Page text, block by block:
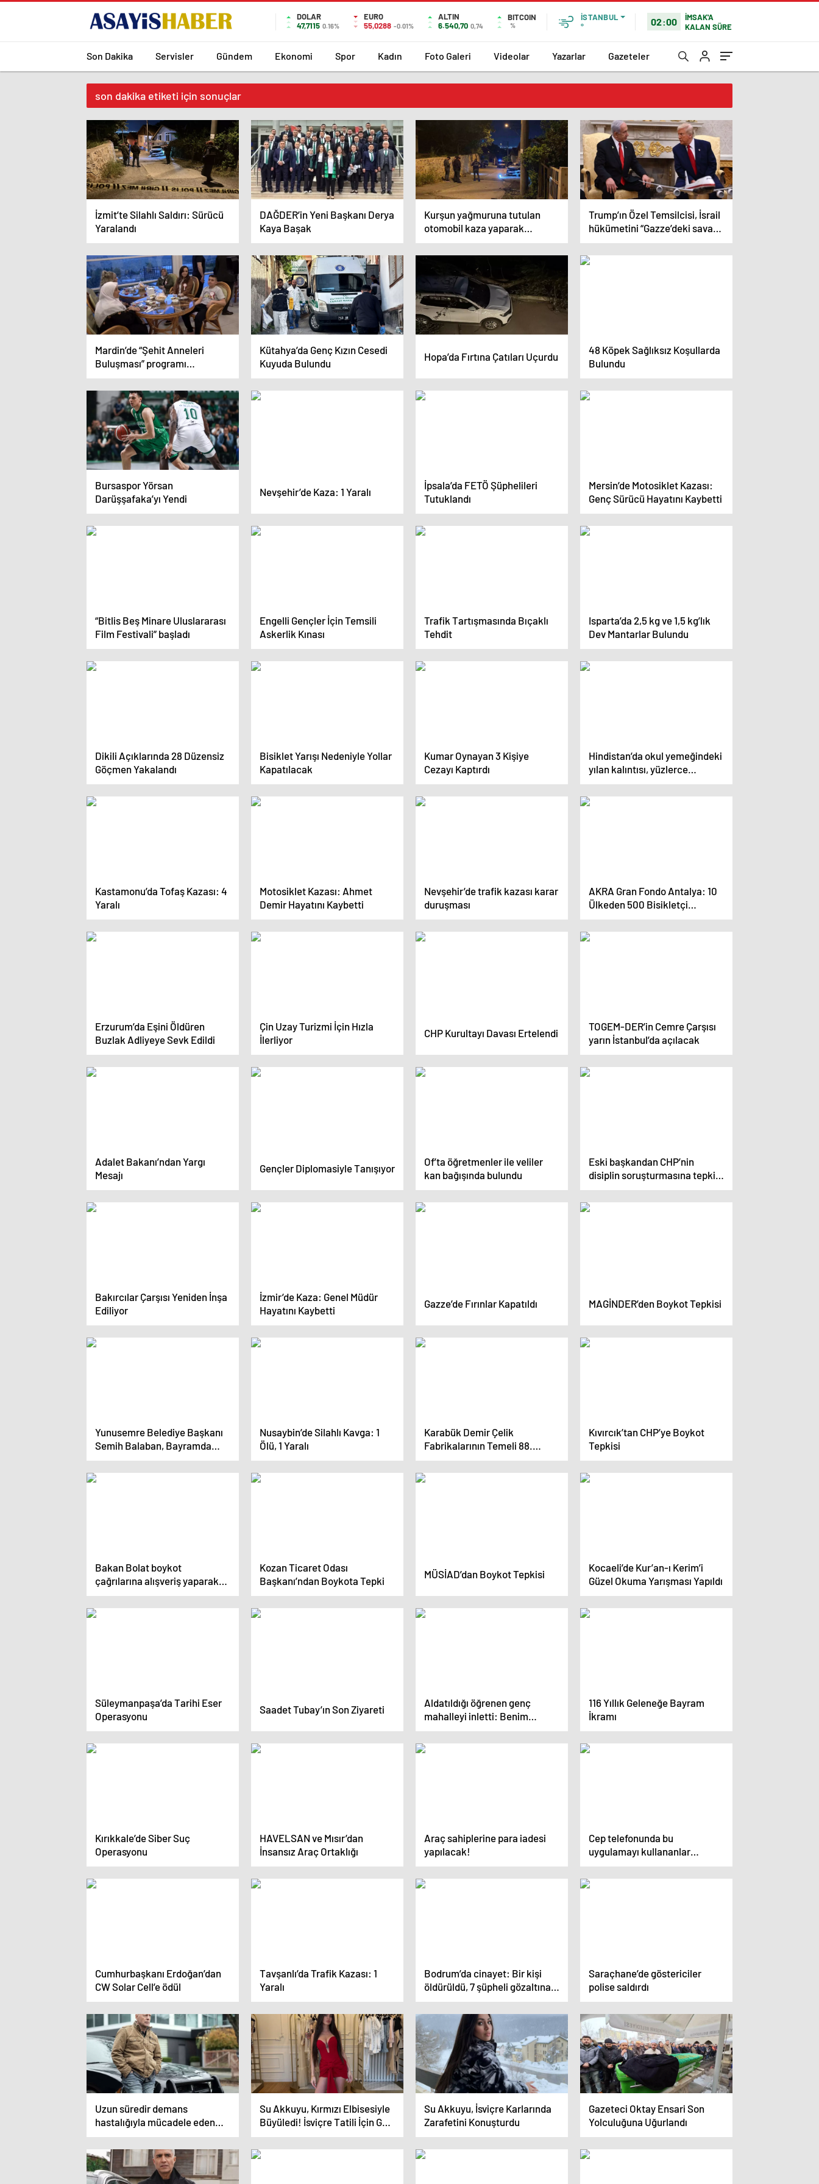
DOLAR
47,7115 0.16%
EURO
55,0288 -0.01%
ALTIN
6.540,70 0,74
BITCOIN
%
İSTANBUL
°
02:00
İMSAK'A
KALAN SÜRE
Son Dakika Servisler Gündem Ekonomi Spor Kadın Foto Galeri Videolar Yazarlar Gazeteler
son dakika etiketi için sonuçlar
İzmit’te Silahlı Saldırı: Sürücü
Yaralandı
DAĞDER’in Yeni Başkanı Derya
Kaya Başak
Kurşun yağmuruna tutulan
otomobil kaza yaparak
durabildi
Trump’ın Özel Temsilcisi, İsrail
hükümetini “Gazze’deki savaşı
uzatmakla” eleştirdi
Mardin’de “Şehit Anneleri
Buluşması” programı
düzenlendi
Kütahya’da Genç Kızın Cesedi
Kuyuda Bulundu
Hopa’da Fırtına Çatıları Uçurdu
48 Köpek Sağlıksız Koşullarda
Bulundu
Bursaspor Yörsan
Darüşşafaka’yı Yendi
Nevşehir’de Kaza: 1 Yaralı
İpsala’da FETÖ Şüphelileri
Tutuklandı
Mersin’de Motosiklet Kazası:
Genç Sürücü Hayatını Kaybetti
“Bitlis Beş Minare Uluslararası
Film Festivali” başladı
Engelli Gençler İçin Temsili
Askerlik Kınası
Trafik Tartışmasında Bıçaklı
Tehdit
Isparta’da 2,5 kg ve 1,5 kg’lık
Dev Mantarlar Bulundu
Dikili Açıklarında 28 Düzensiz
Göçmen Yakalandı
Bisiklet Yarışı Nedeniyle Yollar
Kapatılacak
Kumar Oynayan 3 Kişiye
Cezayı Kaptırdı
Hindistan’da okul yemeğindeki
yılan kalıntısı, yüzlerce
öğrenciyi zehirledi
Kastamonu’da Tofaş Kazası: 4
Yaralı
Motosiklet Kazası: Ahmet
Demir Hayatını Kaybetti
Nevşehir’de trafik kazası karar
duruşması
AKRA Gran Fondo Antalya: 10
Ülkeden 500 Bisikletçi
Yarışacak
Erzurum’da Eşini Öldüren
Buzlak Adliyeye Sevk Edildi
Çin Uzay Turizmi İçin Hızla
İlerliyor
CHP Kurultayı Davası Ertelendi
TOGEM-DER’in Cemre Çarşısı
yarın İstanbul’da açılacak
Adalet Bakanı’ndan Yargı
Mesajı
Gençler Diplomasiyle Tanışıyor
Of’ta öğretmenler ile veliler
kan bağışında bulundu
Eski başkandan CHP’nin
disiplin soruşturmasına tepki:
İtibar suikastı var
Bakırcılar Çarşısı Yeniden İnşa
Ediliyor
İzmir’de Kaza: Genel Müdür
Hayatını Kaybetti
Gazze’de Fırınlar Kapatıldı MAGİNDER’den Boykot Tepkisi
Yunusemre Belediye Başkanı
Semih Balaban, Bayramda
Yuntdağı Mahallelerini Ziyaret
Etti
Nusaybin’de Silahlı Kavga: 1
Ölü, 1 Yaralı
Karabük Demir Çelik
Fabrikalarının Temeli 88.
Yılında Kutlandı
Kıvırcık’tan CHP’ye Boykot
Tepkisi
Bakan Bolat boykot
çağrılarına alışveriş yaparak
yanıt verdi
Kozan Ticaret Odası
Başkanı’ndan Boykota Tepki
MÜSİAD’dan Boykot Tepkisi
Kocaeli’de Kur’an-ı Kerim’i
Güzel Okuma Yarışması Yapıldı
Süleymanpaşa’da Tarihi Eser
Operasyonu
Saadet Tubay’ın Son Ziyareti
Aldatıldığı öğrenen genç
mahalleyi inletti: Benim
günahım neydi?
116 Yıllık Geleneğe Bayram
İkramı
Kırıkkale’de Siber Suç
Operasyonu
HAVELSAN ve Mısır’dan
İnsansız Araç Ortaklığı
Araç sahiplerine para iadesi
yapılacak!
Cep telefonunda bu
uygulamayı kullananlar
bankalara erişemiyor
Cumhurbaşkanı Erdoğan’dan
CW Solar Cell’e ödül
Tavşanlı’da Trafik Kazası: 1
Yaralı
Bodrum’da cinayet: Bir kişi
öldürüldü, 7 şüpheli gözaltına
alındı
Saraçhane’de göstericiler
polise saldırdı
Uzun süredir demans
hastalığıyla mücadele eden
Bruce Willis’in son hali ortaya
çıktı
Su Akkuyu, Kırmızı Elbisesiyle
Büyüledi! İsviçre Tatili İçin Gün
Sayıyor
Su Akkuyu, İsviçre Karlarında
Zarafetini Konuşturdu
Gazeteci Oktay Ensari Son
Yolculuğuna Uğurlandı